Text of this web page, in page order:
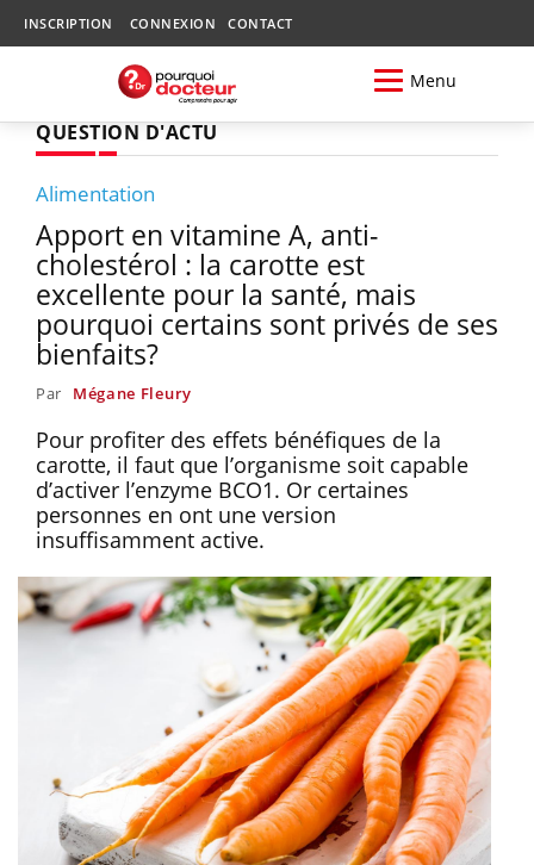
INSCRIPTION CONNEXION CONTACT
Menu
QUESTION D'ACTU
Alimentation
Apport en vitamine A, anti-
cholestérol : la carotte est
excellente pour la santé, mais
pourquoi certains sont privés de ses
bienfaits?
Par Mégane Fleury
Pour profiter des effets bénéfiques de la
carotte, il faut que l’organisme soit capable
d’activer l’enzyme BCO1. Or certaines
personnes en ont une version
insuffisamment active.